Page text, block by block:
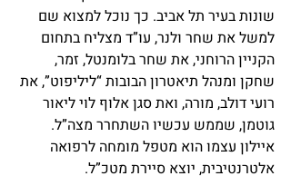
שונות בעיר תל אביב. כך נוכל למצוא שם
למשל את שחר ולנר, עו”ד מצליח בתחום
הקניין הרוחני, את שחר בלומנטל, זמר,
שחקן ומנהל תיאטרון הבובות “ליליפוט”, את
רועי דולב, מורה, ואת סגן אלוף לוי ליאור
גוטמן, שממש עכשיו השתחרר מצה”ל.
איילון עצמו הוא מטפל מומחה לרפואה
אלטרנטיבית, יוצא סיירת מטכ”ל.